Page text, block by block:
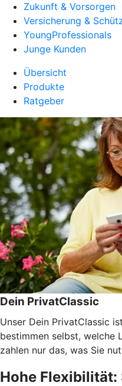
Zukunft & Vorsorgen
Versicherung &
YoungProfessionals
Junge Kunden
Übersicht
Produkte
Ratgeber
Dein PrivatClassic
Unser Dein PrivatClassic
bestimmen selbst, welche
zahlen nur das, was Sie
Hohe